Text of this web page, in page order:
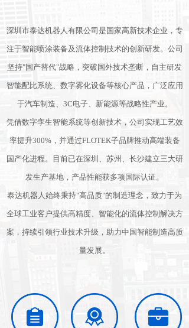
深圳市泰达机器人有限公司是国家高新技术企业，专
注于智能喷涂装备及流体控制技术的创新研发。公司
坚持"国产替代"战略，突破国外技术垄断，自主研发
智能配比系统、数字雾化设备等核心产品，广泛应用
于汽车制造、3C电子、新能源等战略性产业。
凭借数字孪生智能系统等创新技术，公司实现工艺效
率提升300%，并通过FLOTEK子品牌推动高端装备
国产化进程。目前已在深圳、苏州、长沙建立三大研
发生产基地，产品性能获多项国际认证。
泰达机器人始终秉持"高品质"的制造理念，致力于为
全球工业客户提供高精度、智能化的流体控制解决方
案，持续引领行业技术升级，助力中国智能制造高质
量发展。